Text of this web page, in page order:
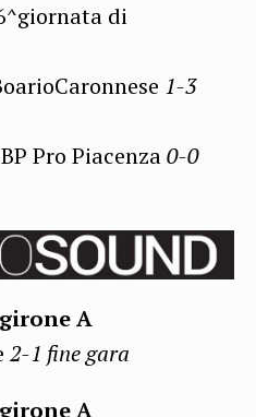
di
1-3
Pro Piacenza0-0
A
2-1 fine gara
A